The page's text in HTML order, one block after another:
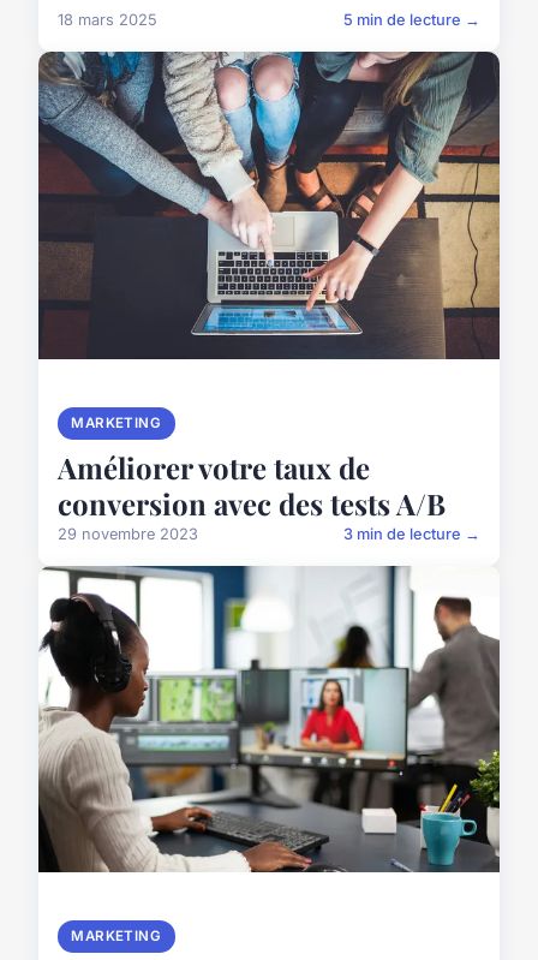
18 mars 2025 5 min de lecture →
MARKETING
Améliorer votre taux de
conversion avec des tests A/B
29 novembre 2023 3 min de lecture →
MARKETING